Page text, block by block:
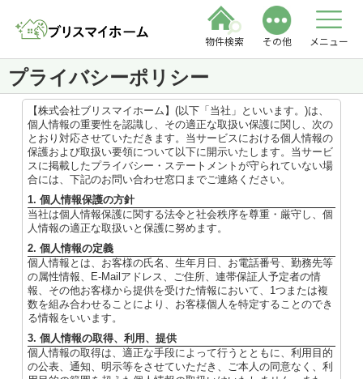
物件検索 その他 メニュー
プライバシーポリシー
【株式会社ブリスマイホーム】(以下「当社」といいます。)は、
個人情報の重要性を認識し、その適正な取扱い保護に関し、次の
とおり対応させていただきます。当サービスにおける個人情報の
保護および取扱い要領について以下に開示いたします。当サービ
スに掲載したプライバシー・ステートメントが守られていない場
合には、下記のお問い合わせ窓口までご連絡ください。
1. 個人情報保護の方針
当社は個人情報保護に関する法令と社会秩序を尊重・厳守し、個
人情報の適正な取扱いと保護に努めます。
2. 個人情報の定義
個人情報とは、お客様の氏名、生年月日、お電話番号、勤務先等
の属性情報、E-Mailアドレス、ご住所、連帯保証人予定者の情
報、その他お客様から提供を受けた情報において、1つまたは複
数を組み合わせることにより、お客様個人を特定することのでき
る情報をいいます。
3. 個人情報の取得、利用、提供
個人情報の取得は、適正な手段によって行うとともに、利用目的
の公表、通知、明示等をさせていただき、ご本人の同意なく、利